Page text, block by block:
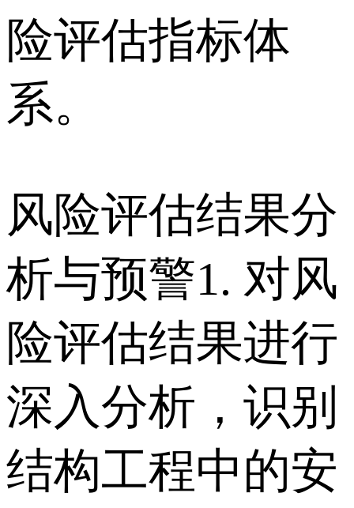
险评估指标体
系。
风险评估结果分
析与预警 1. 对风
险评估结果进行
深入分析，识别
结构工程中的安